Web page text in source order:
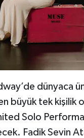
dünyaca
büyük tek kişilik
Solo
Fadik Sevin